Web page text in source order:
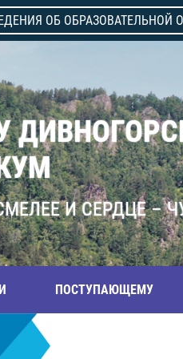
ОБ ОБРАЗОВАТЕЛЬНОЙ
И СЕРДЦЕ –
ПОСТУПАЮЩЕМУ